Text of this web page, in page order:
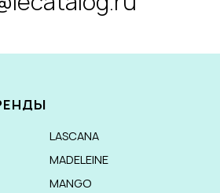
LASCANA
MADELEINE
MANGO